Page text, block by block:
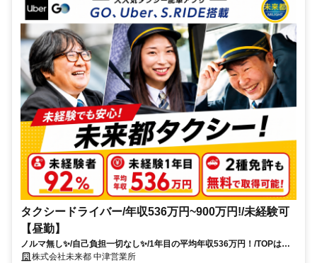
タクシードライバー/年収536万円~900万円!/未経験可
【昼勤】
ノルマ無し✨️/自己負担一切なし✨️/1年目の平均年収536万円！/TOPは年
収980万円！/定着率90％！
株式会社未来都 中津営業所